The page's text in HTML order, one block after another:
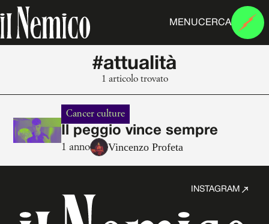
MENUCERCA
#attualità
1 articolo trovato
Cancer culture
Il peggio vince sempre
1 anno Vincenzo Profeta
INSTAGRAM